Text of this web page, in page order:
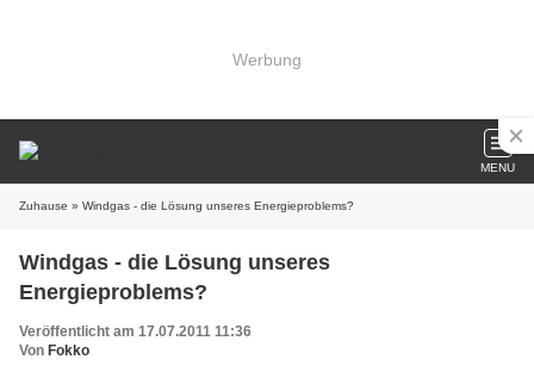
Werbung
MENU
Zuhause » Windgas - die Lösung unseres Energieproblems?
Windgas - die Lösung unseres
Energieproblems?
Veröffentlicht am 17.07.2011 11:36
Von Fokko